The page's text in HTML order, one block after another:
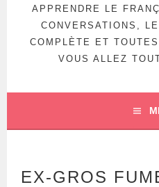
APPRENDRE LE
CONVERSATIONS,
COMPLÈTE ET
VOUS ALLEZ
EX-GROS